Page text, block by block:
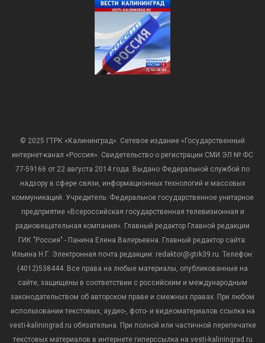
© 2025 ГТРК «Калининград». Сетевое издание «Государственный
интернет-канал «Россия». Свидетельство о регистрации СМИ ЭЛ № ФС
77-59166 от 22 августа 2014 года. Выдано Федеральной службой по
надзору в сфере связи, информационных технологий и массовых
коммуникаций. Учредитель: Федеральное государственное унитарное
предприятие «Всероссийская государственная телевизионная и
радиовещательная компания». Главный редактор Главной редакции
ГИК "Россия" - Панина Елена Валерьевна. Главный редактор сайта:
Ильина Н.Г. Электронная почта редакции: redaktor@gtrk39.ru. Телефон:
(4012)538444. Все права на любые материалы, опубликованные на
сайте, защищены в соответствии с российским и международным
законодательством об авторском праве и смежных правах. При любом
использовании текстовых, аудио-, фото- и видеоматериалов ссылка на
vesti-kaliningrad.ru обязательна. При полной или частичной перепечатке
текстовых материалов в интернете гиперссылка на vesti-kaliningrad.ru